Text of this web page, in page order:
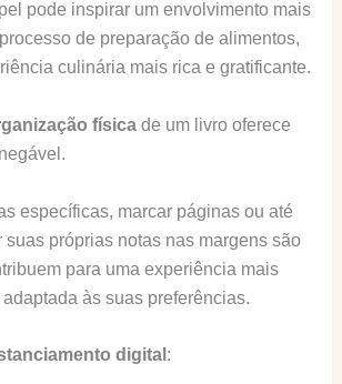
pode inspirar um envolvimento mais
de preparação de alimentos,
culinária mais rica e gratificante.
físicade um livro oferece
específicas, marcar páginas ou até
suas próprias notas nas margens são
para uma experiência mais
às suas preferências.
digital :